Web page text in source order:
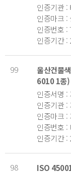
인증기관 :
인증마크 :
인증번호 :
인증기간 :
99
울산건물
6010 1종)
인증서명 :
인증기관 :
인증마크 :
인증번호 :
인증기간 :
98
ISO